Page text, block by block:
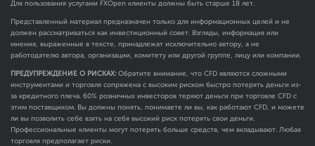
Для пользования услугами FXOpen клиенты должны быть старше 18 лет.
Представленный материал предназначен только для информационных целей и не
должен рассматриваться как инвестиционный совет. Взгляды, информация или
мнения, выраженные в тексте, принадлежат исключительно автору, а не
работодателю автора, организации, комитету или другой группе, лицу или компании.
ПРЕДУПРЕЖДЕНИЕ О РИСКАХ: Обратите внимание, что CFD являются сложными
инструментами и торговля сопряжена с высоким риском быстро потерять деньги из-
за кредитного плеча. 60% розничных инвесторов теряют деньги при торговле CFD с
этим поставщиком. Вы должны понять, понимаете ли вы, как работают CFD, и можете
ли вы позволить себе взять на себя высокий риск потерять свои деньги.
Профессиональные клиенты могут потерять больше средств, чем вкладывают. Любая
торговля предполагает риски.